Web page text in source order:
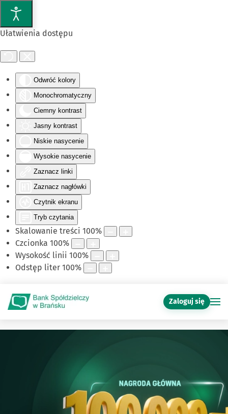
Ułatwienia dostępu
Odwróć kolory
Monochromatyczny
Ciemny kontrast
Jasny kontrast
Niskie nasycenie
Wysokie nasycenie
Zaznacz linki
Zaznacz nagłówki
Czytnik ekranu
Tryb czytania
Skalowanie treści 100%
Czcionka 100%
Wysokość linii 100%
Odstęp liter 100%
Przejdź do głównej treści
Zaloguj się